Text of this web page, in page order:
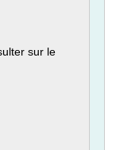
sur le